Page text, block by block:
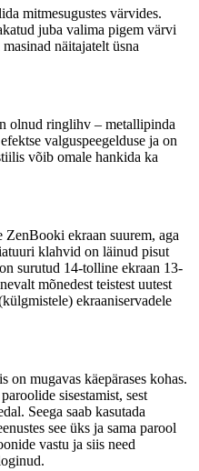
mitmesugustes värvides.
juba valima pigem värvi
näitajatelt üsna
olnud ringlihv – metallipinda
valguspeegelduse ja on
võib omale hankida ka
ekraan suurem, aga
klahvid on läinud pisut
surutud 14-tolline ekraan 13-
mõnedest teistest uutest
ekraaniservadele
mugavas käepärases kohas.
sisestamist, sest
Seega saab kasutada
see üks ja sama parool
vastu ja siis need